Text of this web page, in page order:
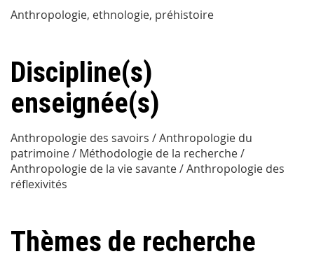
Anthropologie, ethnologie, préhistoire
Discipline(s)
enseignée(s)
Anthropologie des savoirs / Anthropologie du
patrimoine / Méthodologie de la recherche /
Anthropologie de la vie savante / Anthropologie des
réflexivités
Thèmes de recherche